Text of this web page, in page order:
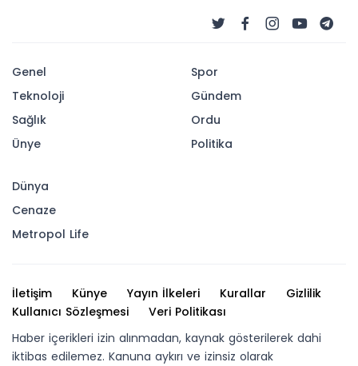
Genel
Teknoloji
Sağlık
Ünye
Spor
Gündem
Ordu
Politika
Dünya
Cenaze
Metropol Life
İletişim Künye Yayın İlkeleri Kurallar
Gizlilik
Kullanıcı Sözleşmesi
Veri Politikası
Haber içerikleri izin alınmadan, kaynak gösterilerek dahi
iktibas edilemez. Kanuna aykırı ve izinsiz olarak